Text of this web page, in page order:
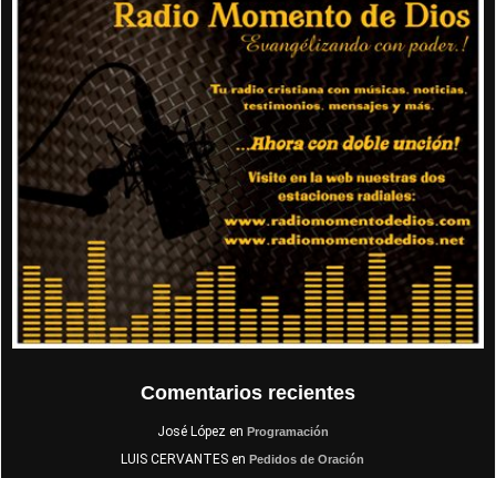
Comentarios recientes
José Lópezen Programación
LUIS CERVANTES en Pedidos de Oración